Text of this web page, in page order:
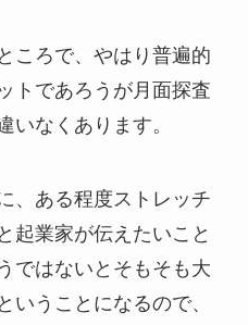
ころで、やはり普遍的
トであろうが月面探査
いなくあります。
、ある程度ストレッチ
起業家が伝えたいこと
ではないとそもそも大
いうことになるので、